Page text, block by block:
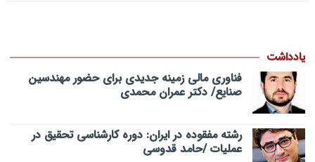
یادداشت
فناوری مالی زمینه جدیدی برای حضور مهندسین
صنایع/ دکتر عمران محمدی
رشته مفقوده در ایران: دوره کارشناسی تحقیق در
عملیات /حامد قدوسی